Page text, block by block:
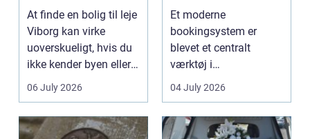
lejlighed
At finde en bolig til leje
Viborg kan virke
uoverskueligt, hvis du
ikke kender byen eller
det lokale...
06 July 2026
klinikhverdag
Et moderne
bookingsystem er
blevet et centralt
værktøj i
sundhedssektoren.
Klinikker, praksis og
beh...
04 July 2026